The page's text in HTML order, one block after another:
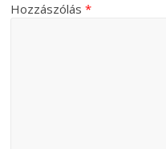
Hozzászólás*